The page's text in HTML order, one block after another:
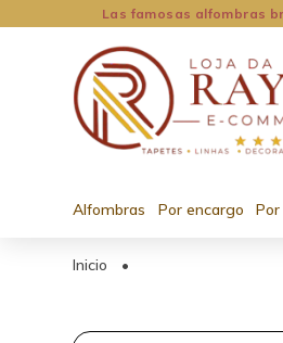
Las famosas alfombras
Alfombras Por encargo
Inicio
•